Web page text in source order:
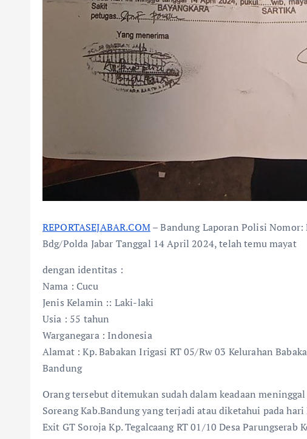
REPORTASEJABAR.COM– Bandung Laporan Polisi Nomor:
Bdg/Polda Jabar Tanggal 14 April 2024, telah temu mayat
dengan identitas :
Nama : Cucu
Jenis Kelamin :: Laki-laki
Usia : 55 tahun
Warganegara : Indonesia
Alamat : Kp. Babakan Irigasi RT 05/Rw 03 Kelurahan
Bandung
Orang tersebut ditemukan sudah dalam keadaan
Soreang Kab.Bandung yang terjadi atau diketahui pada
Exit GT Soroja Kp. Tegalcaang RT 01/10 Desa Parungserab